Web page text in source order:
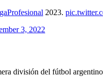
2023.
3, 2022
división del fútbol